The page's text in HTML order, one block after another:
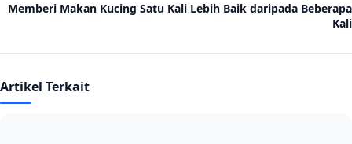
Memberi Makan Kucing Satu Kali Lebih Baik daripada Beberapa
Kali
Artikel Terkait